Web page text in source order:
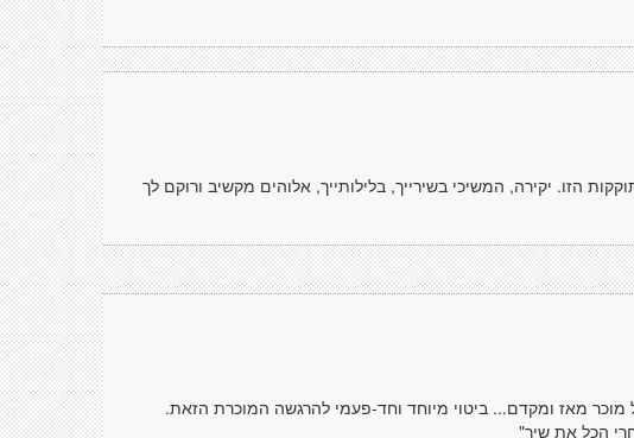
הזו. יקירה, המשיכי בשירייך, בלילותייך, אלוהים מקשיב ורוקם לך
מוכר מאז ומקדם... ביטוי מיוחד וחד-פעמי להרגשה המוכרת הזאת.
הכל את שיר"